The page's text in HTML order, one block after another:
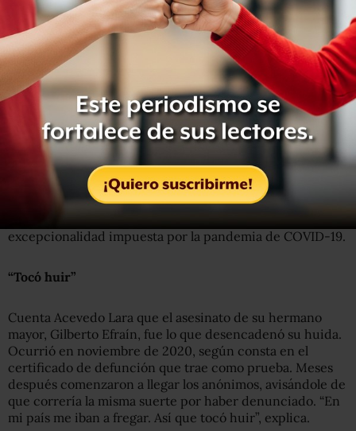
imposible mantener medidas higiénicas como la
distancia social.
El campamento de Reynosa toma el testigo de otro quese
levantó desde 2019 en Matamoros, 90 kilómetros al oeste
siguiendo el cauce del Río Bravo. El anterior concentraba
a solicitantes de asilo que fueron devueltos a México bajo
el denominado “Programa de Protección a Migrantes”
implementando por un acuerdo entre Donald Trump y
Andrés Manuel López Obrador. Más de 71 mil personas
fueron expulsadas durante los dos años que funcionó el
programa, hasta que Biden lo dio por concluido. Ahora las
expulsiones son sistemáticas y se basan en la
excepcionalidad impuesta por la pandemia de COVID-19.
“Tocó huir”
Cuenta Acevedo Lara que el asesinato de su hermano
mayor, Gilberto Efraín, fue lo que desencadenó su huida.
Ocurrió en noviembre de 2020, según consta en el
certificado de defunción que trae como prueba. Meses
después comenzaron a llegar los anónimos, avisándole de
que correría la misma suerte por haber denunciado. “En
mi país me iban a fregar. Así que tocó huir”, explica.